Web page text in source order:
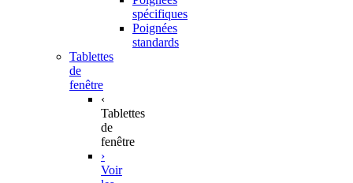
spécifiques
Poignées
standards
Tablettes
de
fenêtre
‹
Tablettes
de
fenêtre
›
Voir